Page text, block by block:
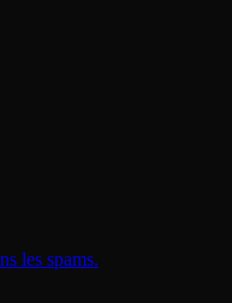
les spams.